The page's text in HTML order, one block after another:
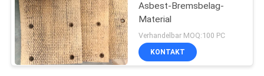
Asbest-Bremsbelag-
Material
Verhandelbar MOQ:100 PC
KONTAKT